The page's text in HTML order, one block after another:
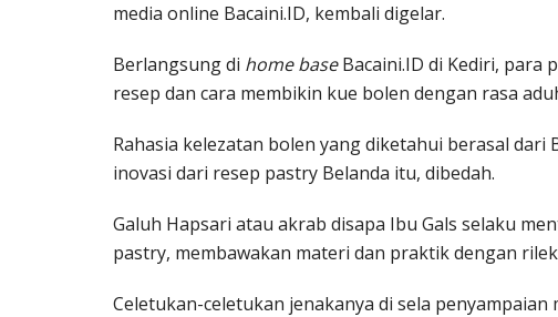
media online Bacaini.ID, kembali digelar.
Berlangsung di home baseBacaini.ID di Kediri, para
resep dan cara membikin kue bolen dengan rasa
Rahasia kelezatan bolen yang diketahui berasal dari
inovasi dari resep pastry Belanda itu, dibedah.
Galuh Hapsari atau akrab disapa Ibu Gals selaku
pastry, membawakan materi dan praktik dengan
Celetukan-celetukan jenakanya di sela